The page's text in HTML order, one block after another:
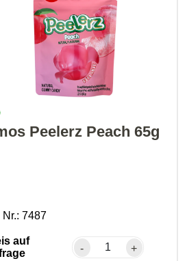
Peelerz Peach 65g
Nr.: 7487
auf
- +